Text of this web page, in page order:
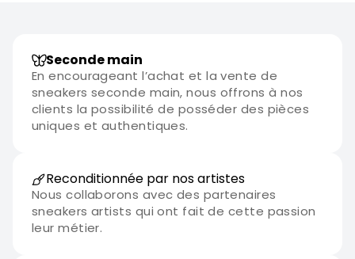
Seconde main
En encourageant l’achat et la vente de
sneakers seconde main, nous offrons à nos
clients la possibilité de posséder des pièces
uniques et authentiques.
Reconditionnée par nos artistes
Nous collaborons avec des partenaires
sneakers artists qui ont fait de cette passion
leur métier.